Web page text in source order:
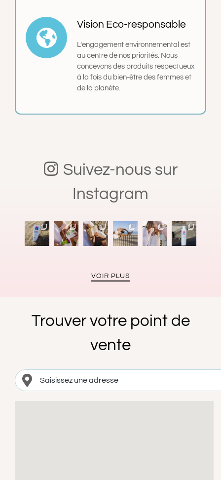
Vision Eco-responsable
L’engagement environnemental est
au centre de nos priorités. Nous
concevons des produits respectueux
à la fois du bien-être des femmes et
de la planète.
Suivez-nous sur
Instagram
VOIR PLUS
Trouver votre point de
vente